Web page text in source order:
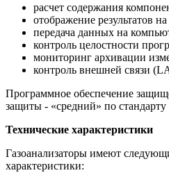
расчет содержания
отображение результатов
передача данных на
контроль целостности
мониторинг архивации
контроль внешней связи
Программное обеспечение
защиты - «средний» по
Технические характеристики
Газоанализаторы имеют
характеристики: